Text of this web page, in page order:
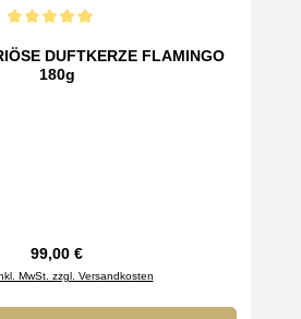
DUFTKERZE FLAMINGO
180g
Regulärer Preis:
99,00 €
MwSt. zzgl. Versandkosten